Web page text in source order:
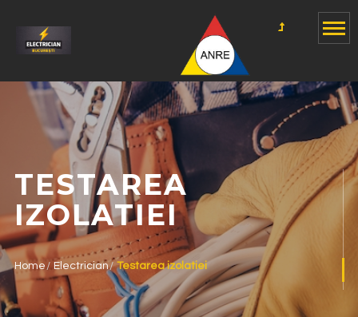
TESTAREA
IZOLATIEI
Home Electrician Testarea izolatiei